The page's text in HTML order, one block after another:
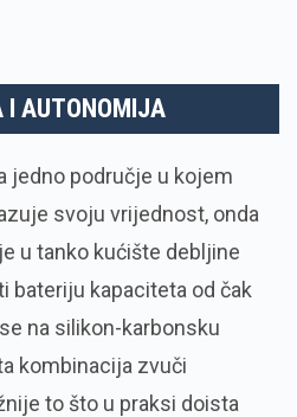
I AUTONOMIJA
jedno područje u kojem
svoju vrijednost, onda
u tanko kućište debljine
bateriju kapaciteta od čak
na silikon-karbonsku
kombinacija zvuči
to što u praksi doista